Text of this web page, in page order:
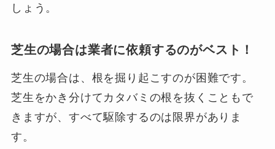
しょう。
芝生の場合は業者に依頼するのがベスト！
芝生の場合は、根を掘り起こすのが困難です。
芝生をかき分けてカタバミの根を抜くこともで
きますが、すべて駆除するのは限界がありま
す。